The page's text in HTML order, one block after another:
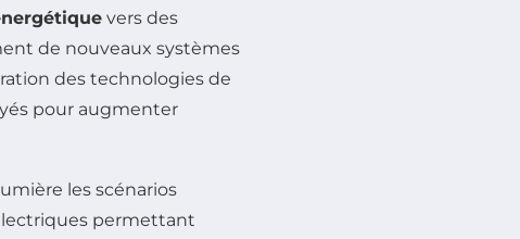
vers des
de nouveaux systèmes
des technologies de
pour augmenter
les scénarios
permettant